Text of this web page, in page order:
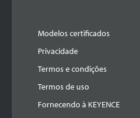
Modelos certificados
Privacidade
Termos e condições
Termos de uso
Fornecendo à KEYENCE